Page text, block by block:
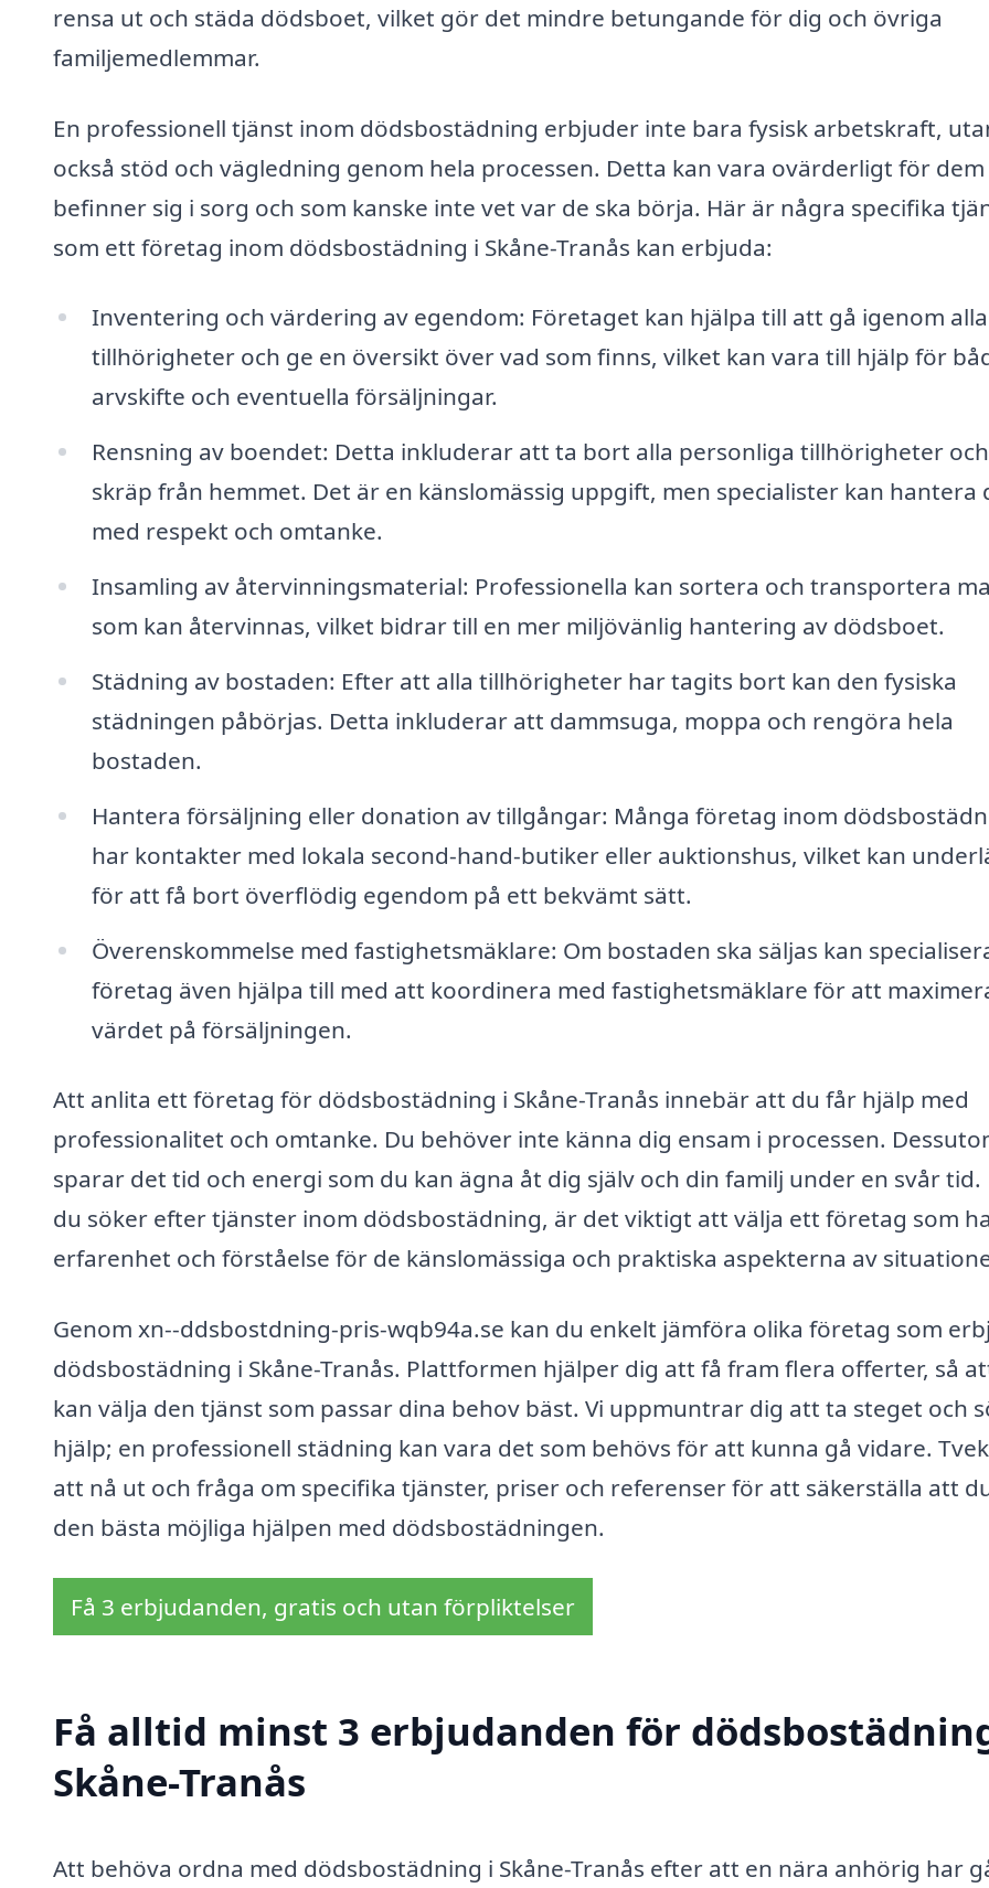
rensa ut och städa dödsboet, vilket gör det mindre betungande för dig och övriga
familjemedlemmar.
En professionell tjänst inom dödsbostädning erbjuder inte bara fysisk arbetskraft,
också stöd och vägledning genom hela processen. Detta kan vara ovärderligt för
befinner sig i sorg och som kanske inte vet var de ska börja. Här är några specifika
som ett företag inom dödsbostädning i Skåne-Tranås kan erbjuda:
Inventering och värdering av egendom: Företaget kan hjälpa till att gå igenom alla
tillhörigheter och ge en översikt över vad som finns, vilket kan vara till hjälp för
arvskifte och eventuella försäljningar.
Rensning av boendet: Detta inkluderar att ta bort alla personliga tillhörigheter och
skräp från hemmet. Det är en känslomässig uppgift, men specialister kan hantera
med respekt och omtanke.
Insamling av återvinningsmaterial: Professionella kan sortera och transportera
som kan återvinnas, vilket bidrar till en mer miljövänlig hantering av dödsboet.
Städning av bostaden: Efter att alla tillhörigheter har tagits bort kan den fysiska
städningen påbörjas. Detta inkluderar att dammsuga, moppa och rengöra hela
bostaden.
Hantera försäljning eller donation av tillgångar: Många företag inom
har kontakter med lokala second-hand-butiker eller auktionshus, vilket kan
för att få bort överflödig egendom på ett bekvämt sätt.
Överenskommelse med fastighetsmäklare: Om bostaden ska säljas kan
företag även hjälpa till med att koordinera med fastighetsmäklare för att
värdet på försäljningen.
Att anlita ett företag för dödsbostädning i Skåne-Tranås innebär att du får hjälp med
professionalitet och omtanke. Du behöver inte känna dig ensam i processen.
sparar det tid och energi som du kan ägna åt dig själv och din familj under en svår tid.
du söker efter tjänster inom dödsbostädning, är det viktigt att välja ett företag som
erfarenhet och förståelse för de känslomässiga och praktiska aspekterna av
Genom xn--ddsbostdning-pris-wqb94a.se kan du enkelt jämföra olika företag som
dödsbostädning i Skåne-Tranås. Plattformen hjälper dig att få fram flera offerter, så
kan välja den tjänst som passar dina behov bäst. Vi uppmuntrar dig att ta steget och
hjälp; en professionell städning kan vara det som behövs för att kunna gå vidare.
att nå ut och fråga om specifika tjänster, priser och referenser för att säkerställa att
den bästa möjliga hjälpen med dödsbostädningen.
Få 3 erbjudanden, gratis och utan förpliktelser
Få alltid minst 3 erbjudanden för
Skåne-Tranås
Att behöva ordna med dödsbostädning i Skåne-Tranås efter att en nära anhörig har